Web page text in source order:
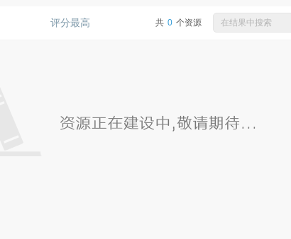
评分最高 共 0 个资源